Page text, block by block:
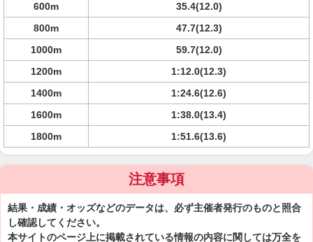
600m
35.4(12.0)
800m
47.7(12.3)
1000m
59.7(12.0)
1200m
1:12.0(12.3)
1400m
1:24.6(12.6)
1600m
1:38.0(13.4)
1800m
1:51.6(13.6)
注意事項
結果・成績・オッズなどのデータは、必ず主催者発行のものと照合
し確認してください。
本サイトのページ上に掲載されている情報の内容に関しては万全を